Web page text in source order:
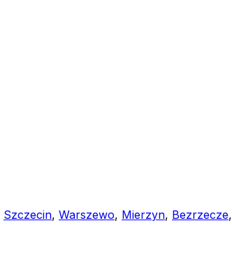
Szczecin, Warszewo, Mierzyn, Bezrzecze,